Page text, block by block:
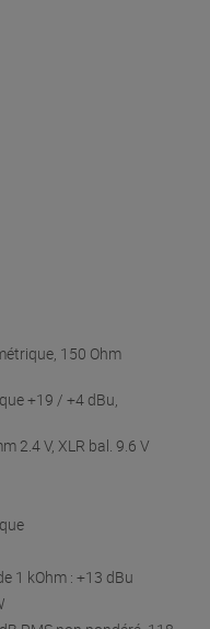
150 Ohm
+19 / +4 dBu,
2.4 V, XLR bal. 9.6 V
1 kOhm : +13 dBu